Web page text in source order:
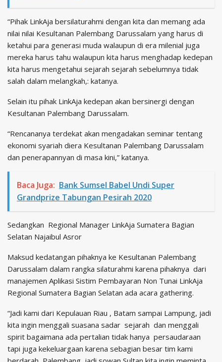
“Pihak LinkAja bersilaturahmi dengan kita dan memang ada
nilai nilai Kesultanan Palembang Darussalam yang harus di
ketahui para generasi muda walaupun di era milenial juga
mereka harus tahu walaupun kita harus menghadap kedepan
kita harus mengetahui sejarah sejarah sebelumnya tidak
salah dalam melangkah,: katanya.
Selain itu pihak LinkAja kedepan akan bersinergi dengan
Kesultanan Palembang Darussalam.
“Rencananya terdekat akan mengadakan seminar tentang
ekonomi syariah diera Kesultanan Palembang Darussalam
dan penerapannyan di masa kini,” katanya.
Baca Juga: Bank Sumsel Babel Undi Super
Grandprize Tabungan Pesirah 2020
Sedangkan Regional Manager LinkAja Sumatera Bagian
Selatan Najaibul Asror
Maksud kedatangan pihaknya ke Kesultanan Palembang
Darussalam dalam rangka silaturahmi karena pihaknya dari
manajemen Aplikasi Sistim Pembayaran Non Tunai LinkAja
Regional Sumatera Bagian Selatan ada acara gathering.
“Jadi kami dari Kepulauan Riau , Batam sampai Lampung, jadi
kita ingin menggali suasana sadar sejarah dan menggali
spirit bagaimana ada pertalian tidak hanya persaudaraan
tapi juga kekeluargaan karena sebagian besar tim kami